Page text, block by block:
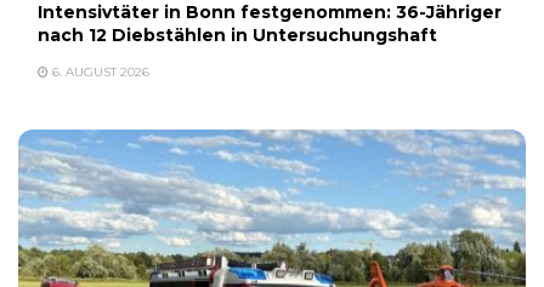
Intensivtäter in Bonn festgenommen: 36-Jähriger
nach 12 Diebstählen in Untersuchungshaft
6. AUGUST 2026